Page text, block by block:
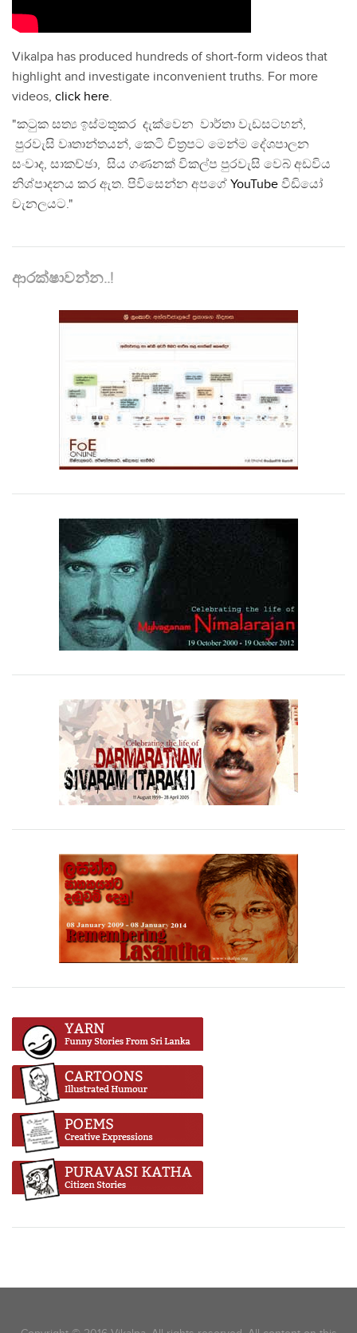
Vikalpa has produced hundreds of short-form videos that
highlight and investigate inconvenient truths. For more
videos, click here.
"කටුක සත්‍ය ඉස්මතුකර දැක්වෙන වාර්තා වැඩසටහන්,
පුරවැසි වෘතාන්තයන්, කෙටි චිත්‍රපට මෙන්ම දේශපාලන
සංවාද, සාකච්ඡා, සිය ගණනක් විකල්ප පුරවැසි වෙබ් අඩවිය
නිශ්පාදනය කර ඇත. පිවිසෙන්න අපගේ YouTube වීඩියෝ
චැනලයට."
ආරක්ෂාවන්න..!